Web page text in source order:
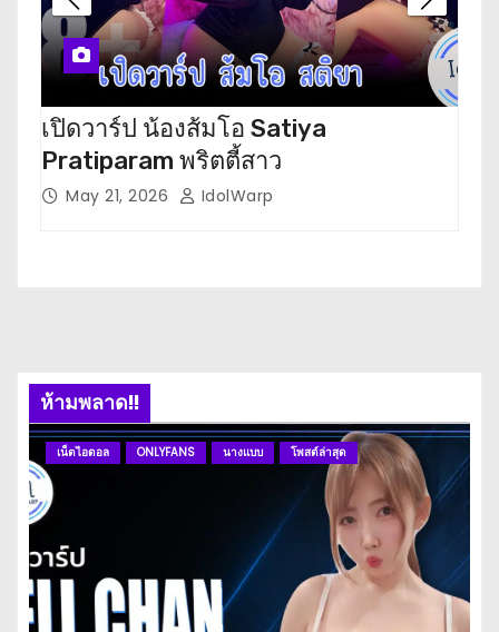
เปิดวาร์ป น้องส้มโอ Satiya
Pratiparam พริตตี้สาว
May 21, 2026 IdolWarp
ห้ามพลาด!!
เน็ตไอดอล ONLYFANS นางแบบ โพสต์ล่าสุด